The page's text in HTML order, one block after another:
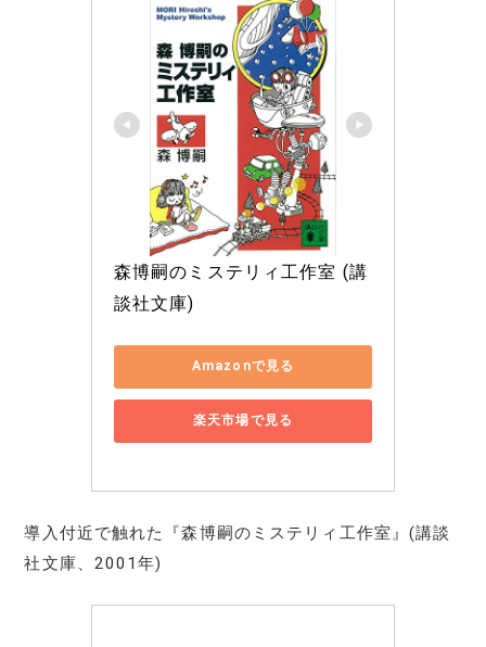
森博嗣のミステリィ工作室 (講
談社文庫)
Amazonで見る
楽天市場で見る
導入付近で触れた『森博嗣のミステリィ工作室』(講談
社文庫、2001年)